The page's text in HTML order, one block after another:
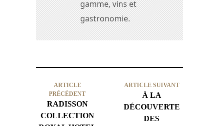
gamme, vins et
gastronomie.
ARTICLE
PRÉCÉDENT
RADISSON
COLLECTION
ARTICLE SUIVANT
À LA
DÉCOUVERTE
DES